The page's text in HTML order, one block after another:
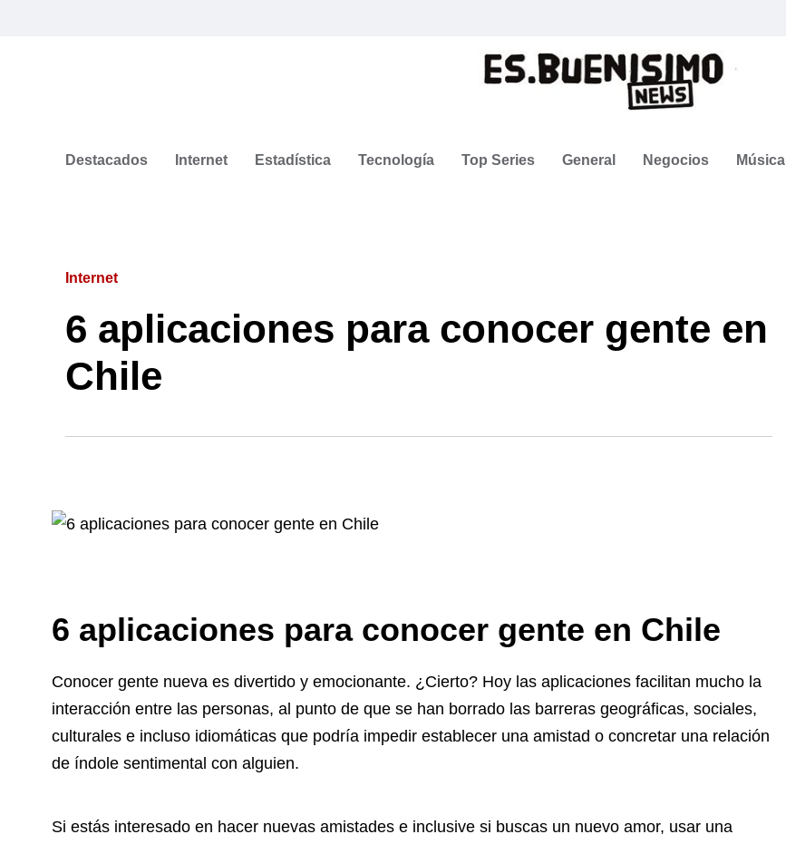
Destacados Internet Estadística Tecnología Top Series General Negocios Música
Internet
6 aplicaciones para conocer gente en
Chile
6 aplicaciones para conocer gente en Chile
Conocer gente nueva es divertido y emocionante. ¿Cierto? Hoy las aplicaciones facilitan mucho la
interacción entre las personas, al punto de que se han borrado las barreras geográficas, sociales,
culturales e incluso idiomáticas que podría impedir establecer una amistad o concretar una relación
de índole sentimental con alguien.
Si estás interesado en hacer nuevas amistades e inclusive si buscas un nuevo amor, usar una